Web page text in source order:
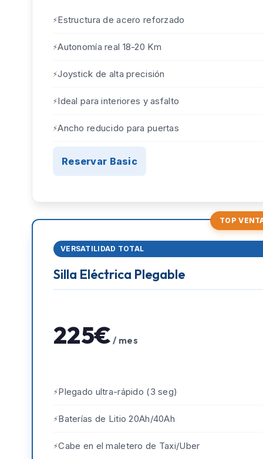
Estructura de acero reforzado
Autonomía real 18-20 Km
Joystick de alta precisión
Ideal para interiores y asfalto
Ancho reducido para puertas
Reservar Basic
TOP
VERSATILIDAD TOTAL
Silla Eléctrica Plegable
225€ / mes
Plegado ultra-rápido (3 seg)
Baterías de Litio 20Ah/40Ah
Cabe en el maletero de Taxi/Uber